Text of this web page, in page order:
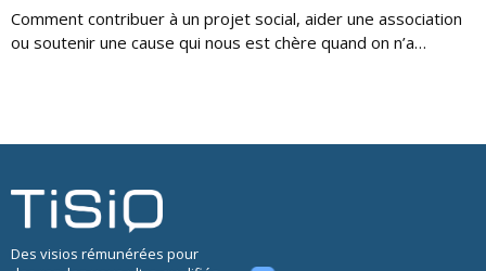
Comment contribuer à un projet social, aider une association
ou soutenir une cause qui nous est chère quand on n’a…
Des visios rémunérées pour